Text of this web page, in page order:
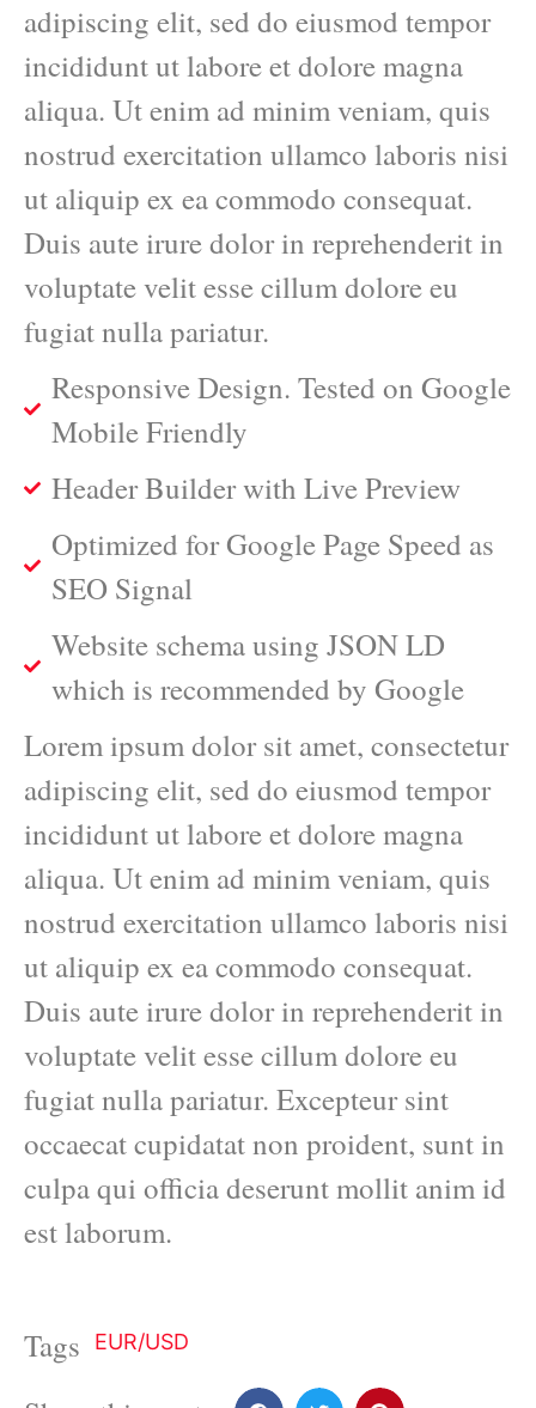
adipiscing elit, sed do eiusmod tempor
incididunt ut labore et dolore magna
aliqua. Ut enim ad minim veniam, quis
nostrud exercitation ullamco laboris nisi
ut aliquip ex ea commodo consequat.
Duis aute irure dolor in reprehenderit in
voluptate velit esse cillum dolore eu
fugiat nulla pariatur.
Responsive Design. Tested on Google
Mobile Friendly
Header Builder with Live Preview
Optimized for Google Page Speed as
SEO Signal
Website schema using JSON LD
which is recommended by Google
Lorem ipsum dolor sit amet, consectetur
adipiscing elit, sed do eiusmod tempor
incididunt ut labore et dolore magna
aliqua. Ut enim ad minim veniam, quis
nostrud exercitation ullamco laboris nisi
ut aliquip ex ea commodo consequat.
Duis aute irure dolor in reprehenderit in
voluptate velit esse cillum dolore eu
fugiat nulla pariatur. Excepteur sint
occaecat cupidatat non proident, sunt in
culpa qui officia deserunt mollit anim id
est laborum.
Tags EUR/USD